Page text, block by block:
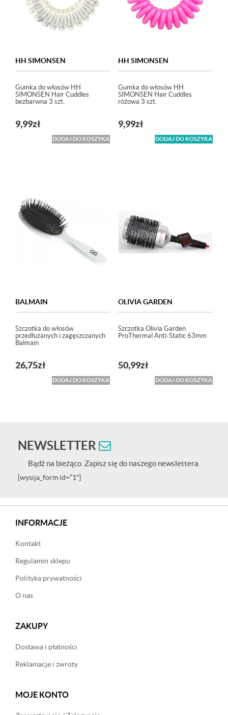
HH SIMONSEN
Gumka do włosów HH
SIMONSEN Hair Cuddles
bezbarwna 3 szt.
9,99zł
DODAJ DO KOSZYKA
HH SIMONSEN
Gumka do włosów HH
SIMONSEN Hair Cuddles
różowa 3 szt.
9,99zł
DODAJ DO KOSZYKA
BALMAIN
Szczotka do włosów
przedłużanych i zagęszczanych
Balmain
26,75zł
DODAJ DO KOSZYKA
OLIVIA GARDEN
Szczotka Olivia Garden
ProThermal Anti-Static 63mm
50,99zł
DODAJ DO KOSZYKA
NEWSLETTER
Bądź na bieżąco. Zapisz się do naszego newslettera.
[wysija_form id=”1″]
INFORMACJE
Kontakt
Regulamin sklepu
Polityka prywatności
O nas
ZAKUPY
Dostawa i płatności
Reklamacje i zwroty
MOJE KONTO